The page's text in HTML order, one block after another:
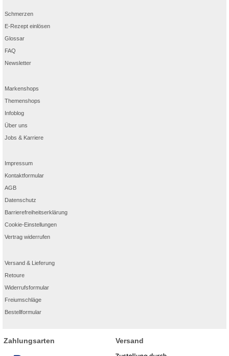
Schmerzen
E-Rezept einlösen
Glossar
FAQ
Newsletter
Markenshops
Themenshops
Infoblog
Über uns
Jobs & Karriere
Impressum
Kontaktformular
AGB
Datenschutz
Barrierefreiheitserklärung
Cookie-Einstellungen
Vertrag widerrufen
Versand & Lieferung
Retoure
Widerrufsformular
Freiumschläge
Bestellformular
Zahlungsarten Versand